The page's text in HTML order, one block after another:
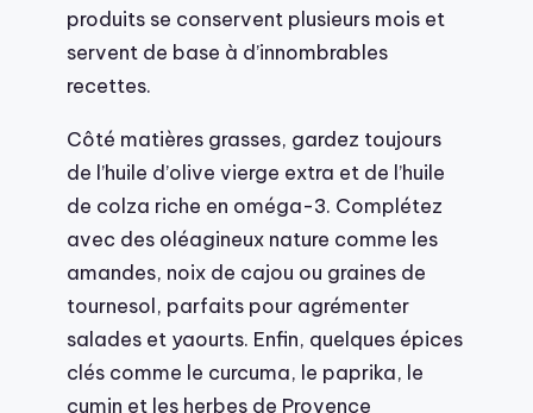
produits se conservent plusieurs mois et
servent de base à d’innombrables
recettes.
Côté matières grasses, gardez toujours
de l’huile d’olive vierge extra et de l’huile
de colza riche en oméga-3. Complétez
avec des oléagineux nature comme les
amandes, noix de cajou ou graines de
tournesol, parfaits pour agrémenter
salades et yaourts. Enfin, quelques épices
clés comme le curcuma, le paprika, le
cumin et les herbes de Provence